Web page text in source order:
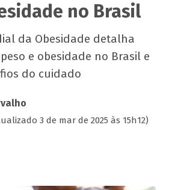
no Brasil
da Obesidade detalha
e obesidade no Brasil e
do cuidado
3 de mar de 2025 às 15h12)